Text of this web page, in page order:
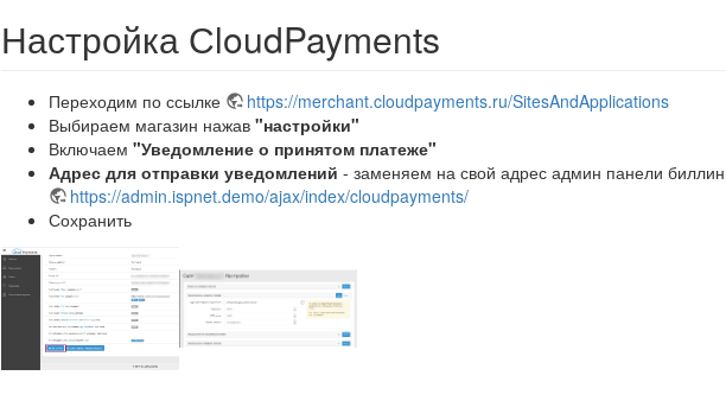
Настройка СloudPayments
Переходим по ссылке
https://merchant.cloudpayments.ru/SitesAndApplications
Выбираем магазин нажав "настройки"
Включаем "Уведомление о принятом платеже"
Адрес для отправки уведомлений - заменяем на свой адрес админ панели
https://admin.ispnet.demo/ajax/index/cloudpayments/
Сохранить